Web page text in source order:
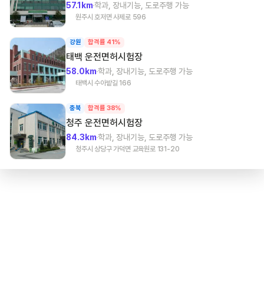
57.1km학과, 장내기능, 도로주행 가능
원주시 호저면 사제로 596
강원 합격률 41%
태백 운전면허시험장
58.0km학과, 장내기능, 도로주행 가능
태백시 수아밭길 166
충북 합격률 38%
청주 운전면허시험장
84.3km학과, 장내기능, 도로주행 가능
청주시 상당구 가덕면 교육원로 131-20